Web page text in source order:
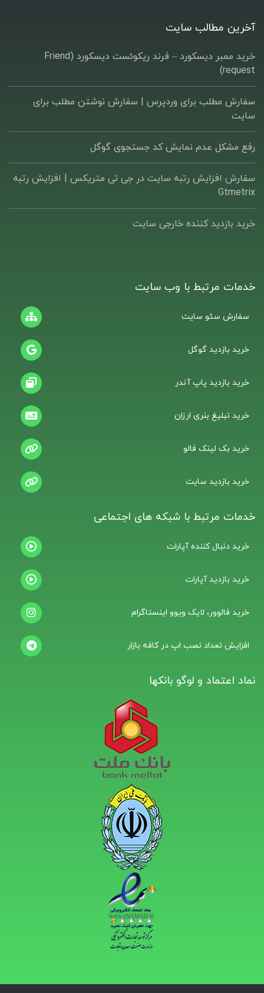
آخرین مطالب سایت
خرید ممبر دیسکورد – فرند ریکوئست دیسکورد (Friend
request)
سفارش مطلب برای وردپرس |‌ سفارش نوشتن مطلب برای
سایت
رفع مشکل عدم نمایش کد جستجوی گوگل
سفارش افزایش رتبه سایت در جی تی متریکس | افزایش رتبه
Gtmetrix
خرید بازدید کننده خارجی سایت
خدمات مرتبط با وب سایت
سفارش سئو سایت
خرید بازدید گوگل
خرید بازدید پاپ آندر
خرید تبلیغ بنری ارزان
خرید بک لینک فالو
خرید بازدید سایت
خدمات مرتبط با شبکه های اجتماعی
خرید دنبال کننده آپارات
خرید بازدید آپارات
خرید فالوور، لایک ویوو اینستاگرام
افزایش تعداد نصب اپ در کافه بازار
نماد اعتماد و لوگو بانکها